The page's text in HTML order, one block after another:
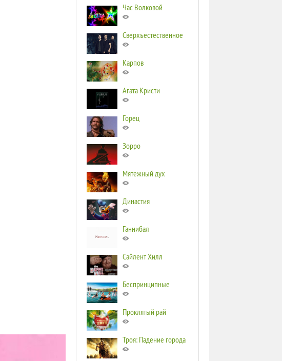
Час Волковой
Сверхъестественное
Карпов
Агата Кристи
Горец
Зорро
Мятежный дух
Династия
Ганнибал
Сайлент Хилл
Беспринципные
Проклятый рай
Троя: Падение города